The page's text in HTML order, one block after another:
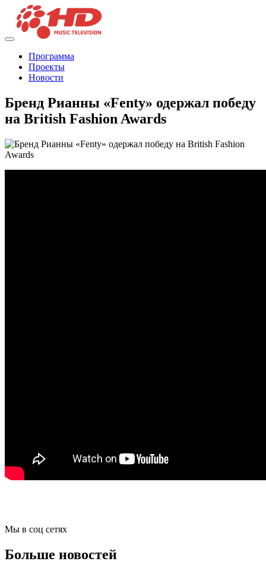
Программа
Проекты
Новости
Бренд Рианны «Fenty» одержал победу
на British Fashion Awards
Мы в соц сетях
Больше новостей